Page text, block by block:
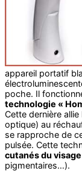
appareil portatif
poche. Il
technologie «
Cette dernière allie
optique) au
se rapproche de
pulsée. Cette
cutanés du
pigmentaires…).